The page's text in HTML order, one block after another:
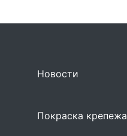
Новости
Покраска крепежа